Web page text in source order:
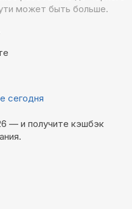
может быть больше.
сегодня
— и получите кэшбэк